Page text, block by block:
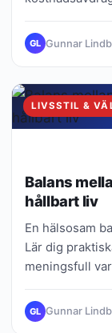
GL Gunnar
LIVSSTIL &
Balans
hållbart liv
En hälsosam
Lär dig
meningsfull
GL Gunnar